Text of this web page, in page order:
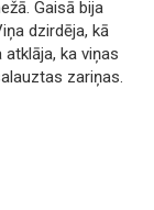
Gaisā bija
dzirdēja, kā
ka viņas
zariņas.